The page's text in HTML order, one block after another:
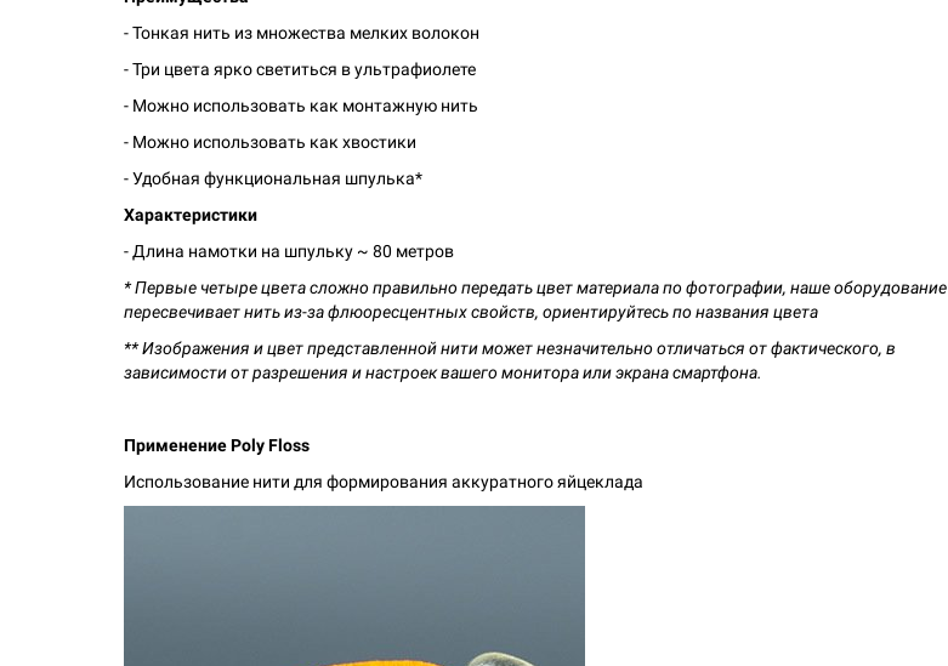
- Тонкая нить из множества мелких волокон
- Три цвета ярко светиться в ультрафиолете
- Можно использовать как монтажную нить
- Можно использовать как хвостики
- Удобная функциональная шпулька*
Характеристики
- Длина намотки на шпульку ~ 80 метров
* Первые четыре цвета сложно правильно передать цвет материала по фотографии, наше оборудование
пересвечивает нить из-за флюоресцентных свойств, ориентируйтесь по названия цвета
** Изображения и цвет представленной нитиможет незначительно отличаться от фактического, в
зависимости отразрешения и настроек вашего монитора или экрана смартфона.
Применение Poly Floss
Использование нити для формирования аккуратного яйцеклада